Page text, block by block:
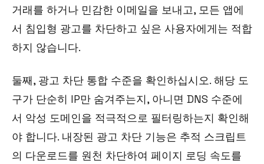
거래를 하거나 민감한 이메일을 보내고, 모든 앱에
서 침입형 광고를 차단하고 싶은 사용자에게는 적합
하지 않습니다.
둘째, 광고 차단 통합 수준을 확인하십시오. 해당 도
구가 단순히 IP만 숨겨주는지, 아니면 DNS 수준에
서 악성 도메인을 적극적으로 필터링하는지 확인해
야 합니다. 내장된 광고 차단 기능은 추적 스크립트
의 다운로드를 원천 차단하여 페이지 로딩 속도를